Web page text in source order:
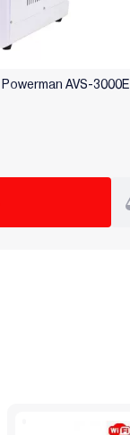
AVS-3000E